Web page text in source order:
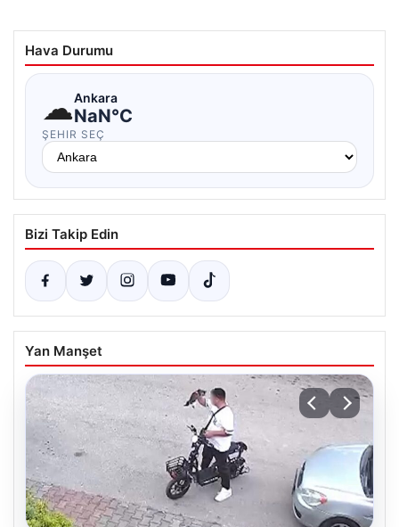
Hava Durumu
☁Ankara
NaN°C
ŞEHIR SEÇ
Bizi Takip Edin
Yan Manşet